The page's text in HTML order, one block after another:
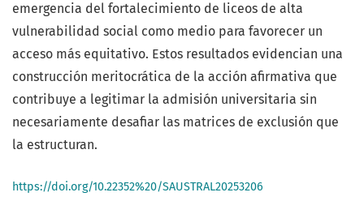
emergencia del fortalecimiento de liceos de alta
vulnerabilidad social como medio para favorecer un
acceso más equitativo. Estos resultados evidencian una
construcción meritocrática de la acción afirmativa que
contribuye a legitimar la admisión universitaria sin
necesariamente desafiar las matrices de exclusión que
la estructuran.
https://doi.org/10.22352%20/SAUSTRAL20253206